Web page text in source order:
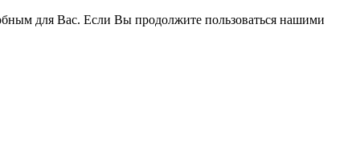
для Вас. Если Вы продолжите пользоваться нашими